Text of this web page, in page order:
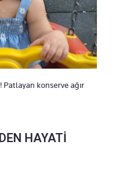
konserve ağır
HAYATİ